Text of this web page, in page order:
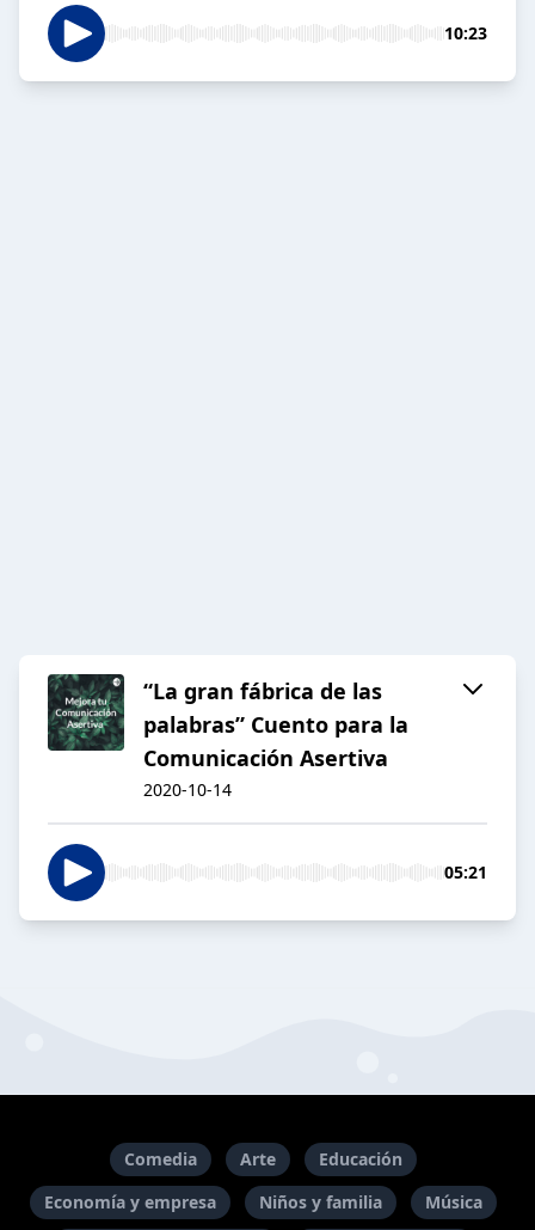
10:23
“La gran fábrica de las
palabras” Cuento para la
Comunicación Asertiva
2020-10-14
05:21
Comedia Arte
Educación
Economía y empresa
Niños y familia Música